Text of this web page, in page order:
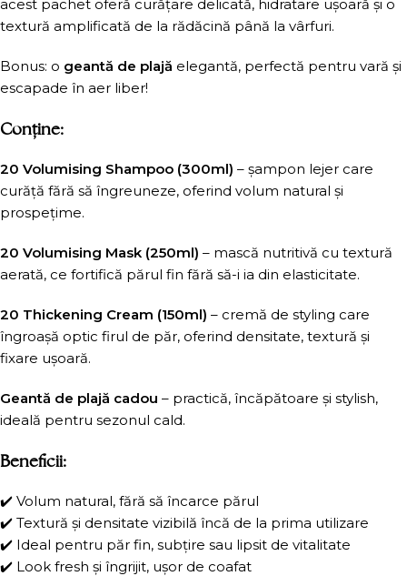
acest pachet oferă curățare delicată, hidratare ușoară și o
textură amplificată de la rădăcină până la vârfuri.
Bonus: o geantă de plajă elegantă, perfectă pentru vară și
escapade în aer liber!
Conține:
20 Volumising Shampoo (300ml) – șampon lejer care
curăță fără să îngreuneze, oferind volum natural și
prospețime.
20 Volumising Mask (250ml) – mască nutritivă cu textură
aerată, ce fortifică părul fin fără să-i ia din elasticitate.
20 Thickening Cream (150ml) – cremă de styling care
îngroașă optic firul de păr, oferind densitate, textură și
fixare ușoară.
Geantă de plajă cadou – practică, încăpătoare și stylish,
ideală pentru sezonul cald.
Beneficii:
✔️ Volum natural, fără să încarce părul
✔️ Textură și densitate vizibilă încă de la prima utilizare
✔️ Ideal pentru păr fin, subțire sau lipsit de vitalitate
✔️ Look fresh și îngrijit, ușor de coafat